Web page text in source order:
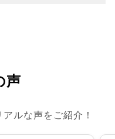
声
ルな声をご紹介！